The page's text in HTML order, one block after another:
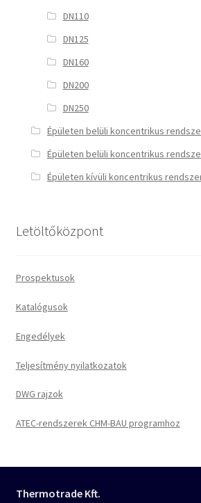
DN110
DN125
DN160
DN200
DN250
Épületen belüli koncentrikus
Épületen belüli koncentrikus
Épületen kívüli koncentrikus
Letöltőközpont
Prospektusok
Katalógusok
Engedélyek
Teljesítmény nyilatkozatok
DWG rajzok
ATEC-rendszerek CHM-BAU programhoz
Thermotrade Kft.